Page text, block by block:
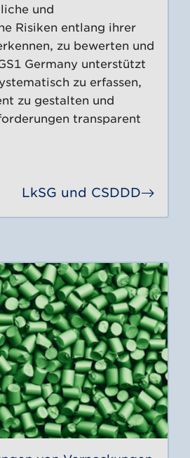
und
Risiken entlang ihrer
zu bewerten und
Germany unterstützt
zu erfassen,
zu gestalten und
transparent
LkSG und CSDDD